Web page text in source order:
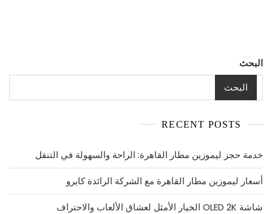
البحث
البحث
RECENT POSTS
خدمة حجز ليموزين مطار القاهرة: الراحة والسهولة في التنقل
أسعار ليموزين مطار القاهرة مع الشركة الرائدة كايرو
شاشة OLED 2K الخيار الأمثل لعشاق الألعاب والاحتراف